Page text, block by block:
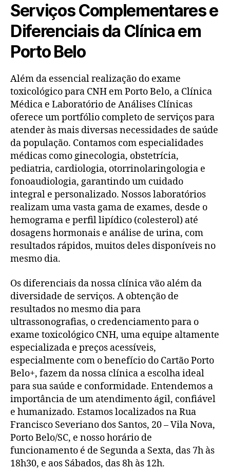
Serviços Complementares e
Diferenciais da Clínica em
Porto Belo
Além da essencial realização do exame
toxicológico para CNH em Porto Belo, a Clínica
Médica e Laboratório de Análises Clínicas
oferece um portfólio completo de serviços para
atender às mais diversas necessidades de saúde
da população. Contamos com especialidades
médicas como ginecologia, obstetrícia,
pediatria, cardiologia, otorrinolaringologia e
fonoaudiologia, garantindo um cuidado
integral e personalizado. Nossos laboratórios
realizam uma vasta gama de exames, desde o
hemograma e perfil lipídico (colesterol) até
dosagens hormonais e análise de urina, com
resultados rápidos, muitos deles disponíveis no
mesmo dia.
Os diferenciais da nossa clínica vão além da
diversidade de serviços. A obtenção de
resultados no mesmo dia para
ultrassonografias, o credenciamento para o
exame toxicológico CNH, uma equipe altamente
especializada e preços acessíveis,
especialmente com o benefício do Cartão Porto
Belo+, fazem da nossa clínica a escolha ideal
para sua saúde e conformidade. Entendemos a
importância de um atendimento ágil, confiável
e humanizado. Estamos localizados na Rua
Francisco Severiano dos Santos, 20 – Vila Nova,
Porto Belo/SC, e nosso horário de
funcionamento é de Segunda a Sexta, das 7h às
18h30, e aos Sábados, das 8h às 12h.